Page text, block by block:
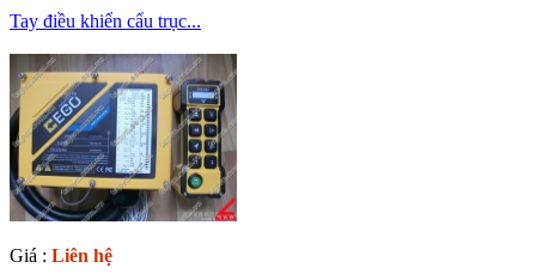
Tay điều khiển cẩu trục...
Giá : Liên hệ